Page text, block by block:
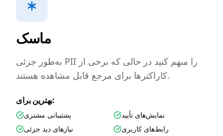
ماسک
به‌طور جزئی PII را مبهم کنید در حالی که برخی از
کاراکترها برای مرجع قابل مشاهده هستند.
بهترین برای:
پشتیبانی مشتری
نمایش‌های تأیید
نیازهای دید جزئی
رابط‌های کاربری